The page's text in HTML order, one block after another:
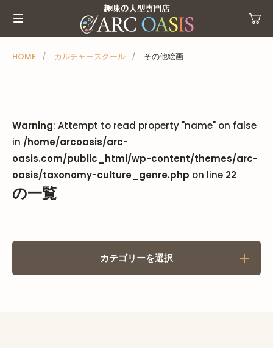
ュ
HOME カルチャースクール その他絵画
Warning: Attempt to read property "name" on false
in /home/arcoasis/arc-
oasis.com/public_html/wp-content/themes/arc-
oasis/taxonomy-culture_genre.php on line 22
の一覧
カテゴリーを選択